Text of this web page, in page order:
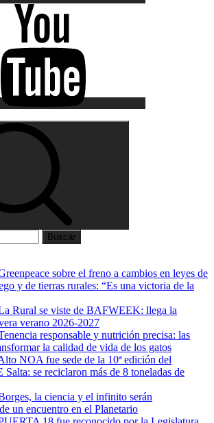
sobre el freno a cambios en leyes de
y de tierras rurales: “Es una victoria de la
Rural se viste de BAFWEEK: llega la
verano 2026-2027
responsable y nutrición precisa: las
la calidad de vida de los gatos
NOA fue sede de la 10ª edición del
se reciclaron más de 8 toneladas de
la ciencia y el infinito serán
un encuentro en el Planetario